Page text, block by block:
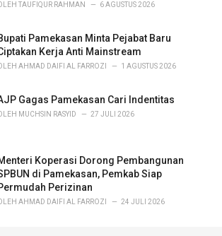
TAUFIQUR RAHMAN 6 AGUSTUS 2026
Pamekasan Minta Pejabat Baru
Kerja Anti Mainstream
AHMAD DAIFI AL FARROZI 1 AGUSTUS 2026
Gagas Pamekasan Cari Indentitas
MUCHSIN RASYID 27 JULI 2026
Koperasi Dorong Pembangunan
di Pamekasan, Pemkab Siap
Perizinan
AHMAD DAIFI AL FARROZI 24 JULI 2026